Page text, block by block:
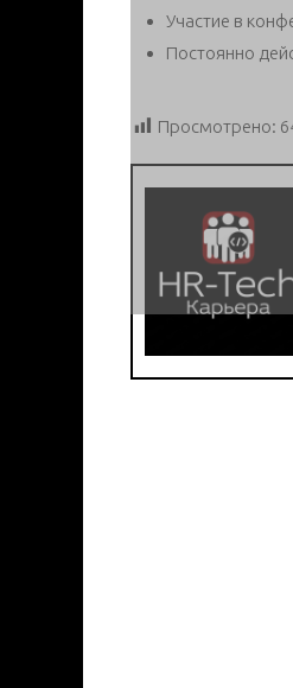
Участие в
Постоянно
Просмотрено: